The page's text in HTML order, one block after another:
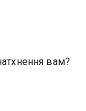
вам?